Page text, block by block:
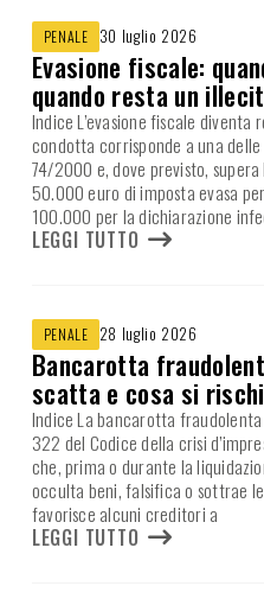
PENALE 30 luglio 2026
Evasione fiscale:
quando resta un
Indice L’evasione fiscale diventa
condotta corrisponde a una
74/2000 e, dove previsto,
50.000 euro di imposta evasa
100.000 per la dichiarazione
LEGGI TUTTO
PENALE 28 luglio 2026
Bancarotta
scatta e cosa si
Indice La bancarotta
322 del Codice della crisi
che, prima o durante la
occulta beni, falsifica o sottrae
favorisce alcuni creditori a
LEGGI TUTTO